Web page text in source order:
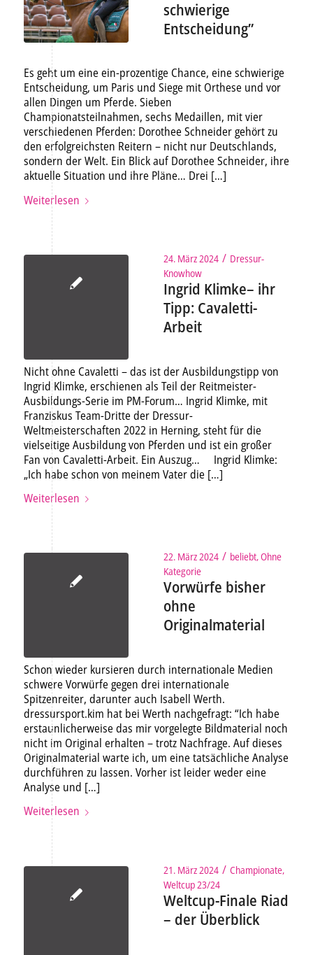
schwierige
Entscheidung”
Es geht um eine ein-prozentige Chance, eine schwierige
Entscheidung, um Paris und Siege mit Orthese und vor
allen Dingen um Pferde. Sieben
Championatsteilnahmen, sechs Medaillen, mit vier
verschiedenen Pferden: Dorothee Schneider gehört zu
den erfolgreichsten Reitern – nicht nur Deutschlands,
sondern der Welt. Ein Blick auf Dorothee Schneider, ihre
aktuelle Situation und ihre Pläne… Drei […]
Weiterlesen
24. März 2024 / Dressur-
Knowhow
Ingrid Klimke– ihr
Tipp: Cavaletti-
Arbeit
Nicht ohne Cavaletti – das ist der Ausbildungstipp von
Ingrid Klimke, erschienen als Teil der Reitmeister-
Ausbildungs-Serie im PM-Forum… Ingrid Klimke, mit
Franziskus Team-Dritte der Dressur-
Weltmeisterschaften 2022 in Herning, steht für die
vielseitige Ausbildung von Pferden und ist ein großer
Fan von Cavaletti-Arbeit. Ein Auszug… Ingrid Klimke:
„Ich habe schon von meinem Vater die […]
Weiterlesen
22. März 2024 / beliebt,Ohne
Kategorie
Vorwürfe bisher
ohne
Originalmaterial
Schon wieder kursieren durch internationale Medien
schwere Vorwürfe gegen drei internationale
Spitzenreiter, darunter auch Isabell Werth.
dressursport.kim hat bei Werth nachgefragt: “Ich habe
erstaunlicherweise das mir vorgelegte Bildmaterial noch
nicht im Original erhalten – trotz Nachfrage. Auf dieses
Originalmaterial warte ich, um eine tatsächliche Analyse
durchführen zu lassen. Vorher ist leider weder eine
Analyse und […]
Weiterlesen
21. März 2024 / Championate,
Weltcup 23/24
Weltcup-Finale Riad
– der Überblick